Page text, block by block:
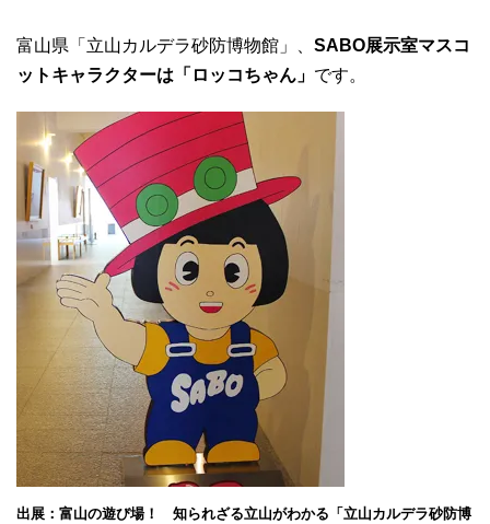
富山県「立山カルデラ砂防博物館」、 SABO展示室マスコ
ットキャラクターは「ロッコちゃん」 です。
出展：富山の遊び場！ 知られざる立山がわかる「立山カルデラ砂防博